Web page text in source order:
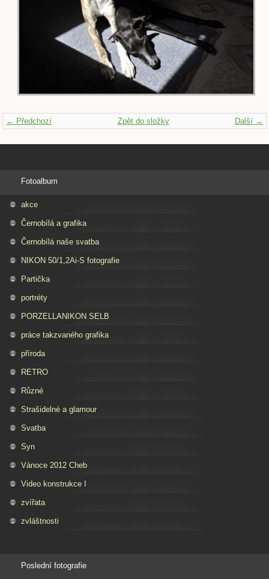
← Předchozí Další →
Zpět do složky
Fotoalbum
akce
Černobílá a grafika
Černobílá naše svatba
NIKON 50/1,2Ai-S fotografie
Partička
portréty
PORZELLANIKON SELB
práce takzvaného grafika
příroda
RETRO
Různé
Strašidelné a glamour
Svatba
Syn
Vánoce 2012 Cheb
Video konstrukce I
zvířata
zvláštnosti
Poslední fotografie